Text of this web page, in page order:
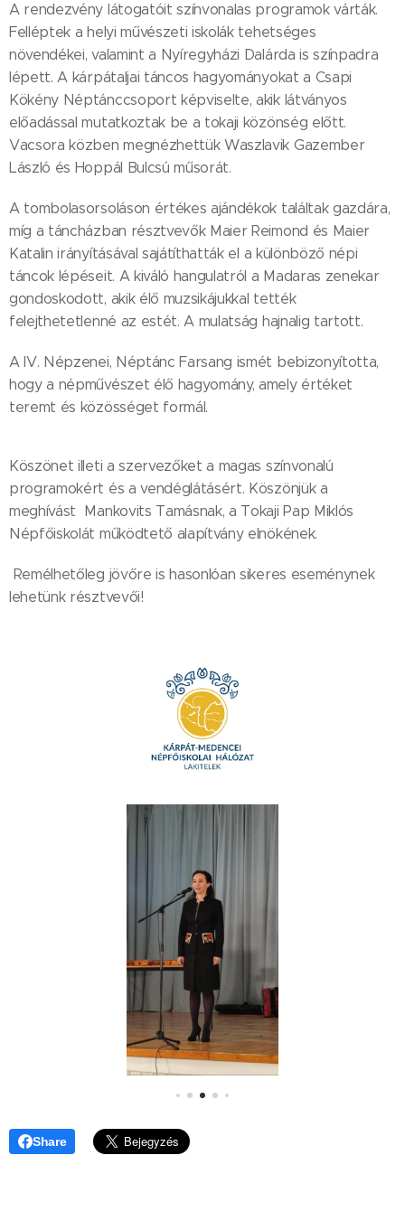
A rendezvény látogatóit színvonalas programok várták.
Felléptek a helyi művészeti iskolák tehetséges
növendékei, valamint a Nyíregyházi Dalárda is színpadra
lépett. A kárpátaljai táncos hagyományokat a Csapi
Kökény Néptánccsoport képviselte, akik látványos
előadással mutatkoztak be a tokaji közönség előtt.
Vacsora közben megnézhettük Waszlavik Gazember
László és Hoppál Bulcsú műsorát.
A tombolasorsoláson értékes ajándékok találtak gazdára,
míg a táncházban résztvevők Maier Reimond és Maier
Katalin irányításával sajátíthatták el a különböző népi
táncok lépéseit. A kiváló hangulatról a Madaras zenekar
gondoskodott, akik élő muzsikájukkal tették
felejthetetlenné az estét. A mulatság hajnalig tartott.
A IV. Népzenei, Néptánc Farsang ismét bebizonyította,
hogy a népművészet élő hagyomány, amely értéket
teremt és közösséget formál.
Köszönet illeti a szervezőket a magas színvonalú
programokért és a vendéglátásért. Köszönjük a
meghívást Mankovits Tamásnak, a Tokaji Pap Miklós
Népfőiskolát működtető alapítvány elnökének.
Remélhetőleg jövőre is hasonlóan sikeres eseménynek
lehetünk résztvevői!
Share